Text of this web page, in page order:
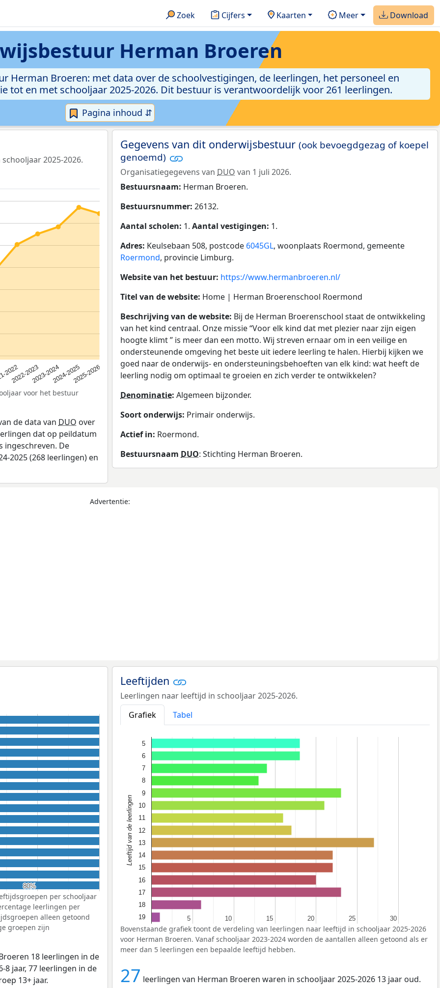
Zoek Cijfers Kaarten Meer Download
Herman Broeren
Herman Broeren: met data over de schoolvestigingen, de leerlingen, het personeel en
tot en met schooljaar 2025-2026. Dit bestuur is verantwoordelijk voor 261 leerlingen.
Pagina inhoud ⇵
2025-2026.
2022
2022-20232023-20242024-20252025-2026
voor het bestuur
de data van DUO over
dat op peildatum
ingeschreven. De
2025 (268 leerlingen) en
Gegevens van dit onderwijsbestuur (ook bevoegdgezag of koepel
genoemd)
Organisatiegegevens van DUO van 1 juli 2026.
Bestuursnaam: Herman Broeren.
Bestuursnummer: 26132.
Aantal scholen: 1. Aantal vestigingen: 1.
Adres: Keulsebaan 508, postcode 6045GL, woonplaats Roermond, gemeente
Roermond, provincie Limburg.
Website van het bestuur: https://www.hermanbroeren.nl/
Titel van de website: Home | Herman Broerenschool Roermond
Beschrijving van de website: Bij de Herman Broerenschool staat de ontwikkeling
van het kind centraal. Onze missie “Voor elk kind dat met plezier naar zijn eigen
hoogte klimt ” is meer dan een motto. Wij streven ernaar om in een veilige en
ondersteunende omgeving het beste uit iedere leerling te halen. Hierbij kijken we
goed naar de onderwijs- en ondersteuningsbehoeften van elk kind: wat heeft de
leerling nodig om optimaal te groeien en zich verder te ontwikkelen?
Denominatie: Algemeen bijzonder.
Soort onderwijs: Primair onderwijs.
Actief in: Roermond.
Bestuursnaam DUO: Stichting Herman Broeren.
Advertentie:
80%
80%
per schooljaar
leerlingen per
alleen getoond
groepen zijn
18 leerlingen in de
jaar, 77 leerlingen in de
13+ jaar.
Leeftijden
Leerlingen naar leeftijd in schooljaar 2025-2026.
Grafiek
Tabel
5
5 10
10 15
15 20
20 25
25 30
30
5
6
7
8
9
10
11
12
13
14
15
16
17
18
19
Leeftijd van de leerlingen
Bovenstaande grafiek toont de verdeling van leerlingen naar leeftijd in schooljaar 2025-2026
voor Herman Broeren. Vanaf schooljaar 2023-2024 worden de aantallen alleen getoond als er
meer dan 5 leerlingen een bepaalde leeftijd hebben.
27 leerlingen van Herman Broeren waren in schooljaar 2025-2026 13 jaar oud.